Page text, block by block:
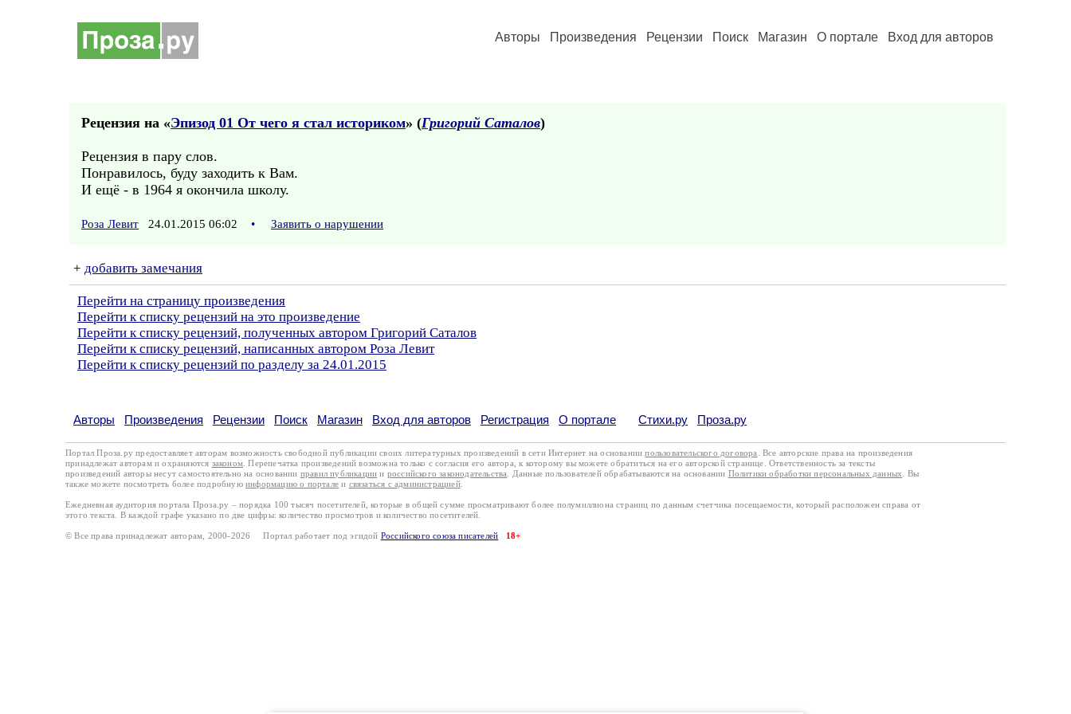
Авторы Произведения Рецензии Поиск Магазин О портале Вход для авторов
Рецензия на «Эпизод 01 От чего я стал историком» (Григорий Саталов)
Рецензия в пару слов.
Понравилось, буду заходить к Вам.
И ещё - в 1964 я окончила школу.
Роза Левит 24.01.2015 06:02 • Заявить о нарушении
+ добавить замечания
Перейти на страницу произведения
Перейти к списку рецензий на это произведение
Перейти к списку рецензий, полученных автором Григорий Саталов
Перейти к списку рецензий, написанных автором Роза Левит
Перейти к списку рецензий по разделу за 24.01.2015
Авторы Произведения Рецензии Поиск Магазин Вход для авторов Регистрация О портале Стихи.ру Проза.ру
Портал Проза.ру предоставляет авторам возможность свободной публикации своих литературных произведений в сети Интернет на основаниипользовательского договора
. Все авторские права на произведения
принадлежат авторам и охраняются законом . Перепечатка произведений возможна только с согласия его автора, к которому вы можете обратиться на его авторской странице. Ответственность за тексты
произведений авторы несут самостоятельно на основании правил публикации и российского законодательства . Данные пользователей обрабатываются на основании Политики обработки персональных данных
. Вы
также можете посмотреть более подробную информацию о портале и связаться с администрацией.
Ежедневная аудитория портала Проза.ру – порядка 100 тысяч посетителей, которые в общей сумме просматривают более полумиллиона страниц по данным счетчика посещаемости, который расположен справа от
этого текста. В каждой графе указано по две цифры: количество просмотров и количество посетителей.
© Все права принадлежат авторам, 2000-2026 Портал работает под эгидой Российского союза писателей 18+